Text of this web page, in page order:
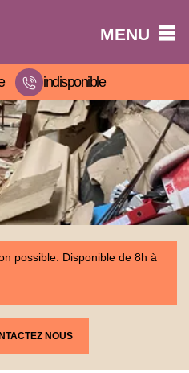
MENU
indisponible
possible. Disponible de 8h à
NOUS